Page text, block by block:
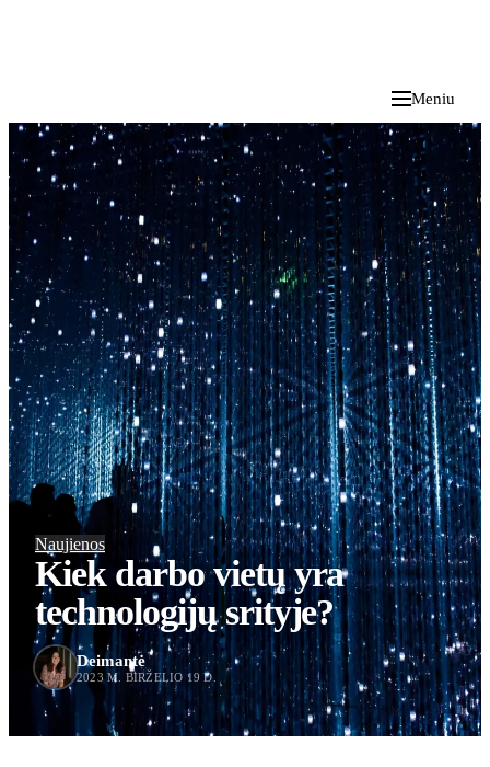
Meniu
Naujienos
Kiek darbo vietų yra
technologijų srityje?
Deimantė
2023 M. BIRŽELIO 19 D.